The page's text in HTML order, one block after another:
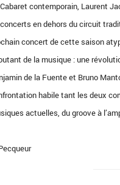
contemporain, Laurent
en dehors du circuit
concert de cette saison
de la musique : une
de la Fuente et Bruno
habile tant les deux
actuelles, du groove à